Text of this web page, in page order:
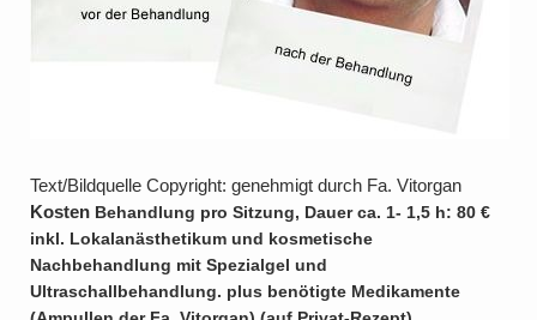
Text/Bildquelle Copyright: genehmigt durch Fa. Vitorgan
Kosten Behandlung pro Sitzung, Dauer ca. 1- 1,5 h: 80 €
inkl. Lokalanästhetikum und kosmetische
Nachbehandlung mit Spezialgel und
Ultraschallbehandlung. plus benötigte Medikamente